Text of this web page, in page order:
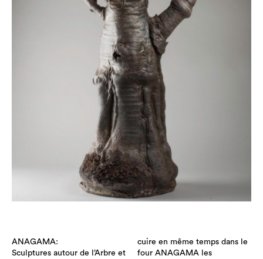
ANAGAMA:
Sculptures autour de l’Arbre et
cuire en même temps dans le
four ANAGAMA les